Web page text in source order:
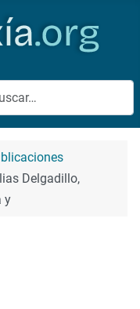
Delgadillo,
y